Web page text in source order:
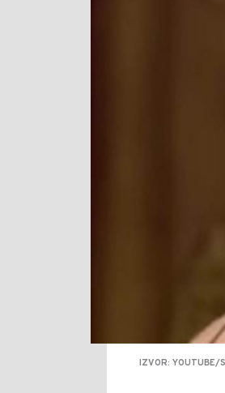
IZVOR: YOUTUBE/